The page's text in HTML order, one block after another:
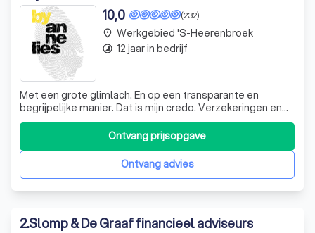
(232)
10,0
Met een grote glimlach. En op een transparante en
begrijpelijke manier. Dat is mijn credo. Verzekeringen en
financieel advies is het mooiste wat er is. Ik vind het
heerlijk om jou op een eerlijke en persoonlijke manier te
adviseren. Zowel de particulier als de ondernemer komt
bij mij over de vloer v
Ontvang advies
Ontvang prijsopgave
place Werkgebied 's-Heerenbroek
timelapse 12 jaar in bedrijf
2.Slomp & De Graaf financieel adviseurs